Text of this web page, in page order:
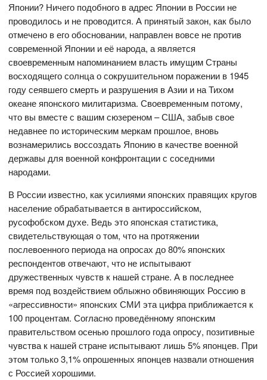
Японии? Ничего подобного в адрес Японии в России не
проводилось и не проводится. А принятый закон, как было
отмечено в его обосновании, направлен вовсе не против
современной Японии и её народа, а является
своевременным напоминанием власть имущим Страны
восходящего солнца о сокрушительном поражении в 1945
году сеявшего смерть и разрушения в Азии и на Тихом
океане японского милитаризма. Своевременным потому,
что вы вместе с вашим сюзереном – США, забыв свое
недавнее по историческим меркам прошлое, вновь
вознамерились воссоздать Японию в качестве военной
державы для военной конфронтации с соседними
народами.
В России известно, как усилиями японских правящих кругов
население обрабатывается в антироссийском,
русофобском духе. Ведь это японская статистика,
свидетельствующая о том, что на протяжении
послевоенного периода на опросах до 80% японских
респондентов отвечают, что не испытывают
дружественных чувств к нашей стране. А в последнее
время под воздействием облыжно обвиняющих Россию в
«агрессивности» японских СМИ эта цифра приближается к
100 процентам. Согласно проведённому японским
правительством осенью прошлого года опросу, позитивные
чувства к нашей стране испытывают лишь 5% японцев. При
этом только 3,1% опрошенных японцев назвали отношения
с Россией хорошими.